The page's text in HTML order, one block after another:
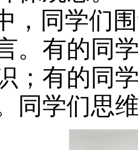
，同学们
。有的同
；有的同
同学们思